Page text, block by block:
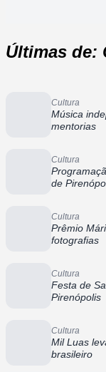
Últimas de:
Cultura
Música
mentorias
Cultura
de
Cultura
Prêmio
fotografias
Cultura
Festa de
Pirenópolis
Cultura
Mil Luas
brasileiro